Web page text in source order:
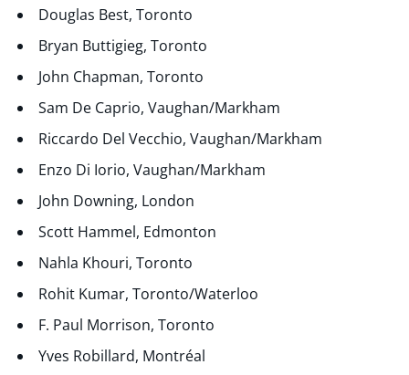
Douglas Best, Toronto
Bryan Buttigieg, Toronto
John Chapman, Toronto
Sam De Caprio, Vaughan/Markham
Riccardo Del Vecchio, Vaughan/Markham
Enzo Di Iorio, Vaughan/Markham
John Downing, London
Scott Hammel, Edmonton
Nahla Khouri, Toronto
Rohit Kumar, Toronto/Waterloo
F. Paul Morrison, Toronto
Yves Robillard, Montréal